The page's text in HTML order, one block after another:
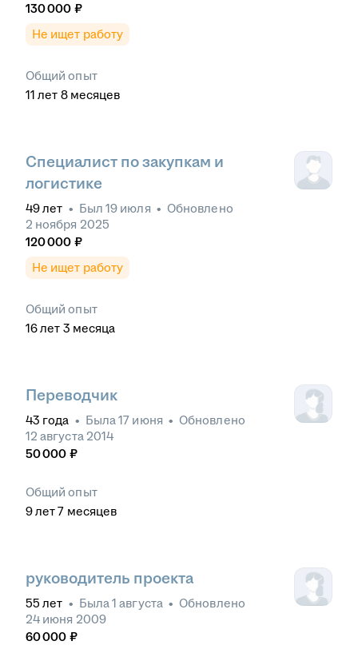
130 000 ₽
Не ищет работу
Общий опыт
11 лет 8 месяцев
Специалист по закупкам и
логистике
49лет • Был 19 июля • Обновлено
2 ноября 2025
120 000 ₽
Не ищет работу
Общий опыт
16лет 3 месяца
Переводчик
43 года • Была17 июня • Обновлено
12 августа 2014
50 000 ₽
Общий опыт
9лет 7 месяцев
руководитель проекта
55 лет • Была1 августа • Обновлено
24 июня 2009
60 000 ₽